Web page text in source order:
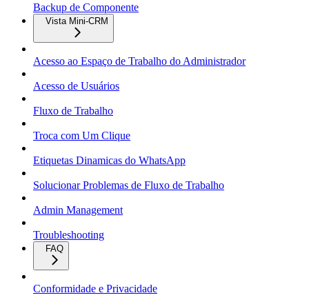
Backup de Componente
Vista Mini-CRM
Acesso ao Espaço de Trabalho do Administrador
Acesso de Usuários
Fluxo de Trabalho
Troca com Um Clique
Etiquetas Dinamicas do WhatsApp
Solucionar Problemas de Fluxo de Trabalho
Admin Management
Troubleshooting
FAQ
Conformidade e Privacidade